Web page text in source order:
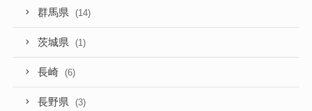
群馬県 (14)
茨城県 (1)
長崎 (6)
長野県 (3)